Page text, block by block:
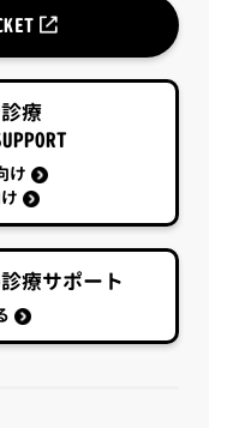
療
け
療サポート